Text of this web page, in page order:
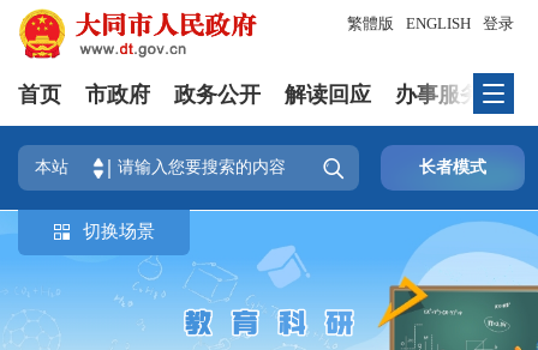
登录
繁體版 ENGLISH
首页 市政府 政务公开 解读回应 办事服务
本站  长者模式
 切换场景